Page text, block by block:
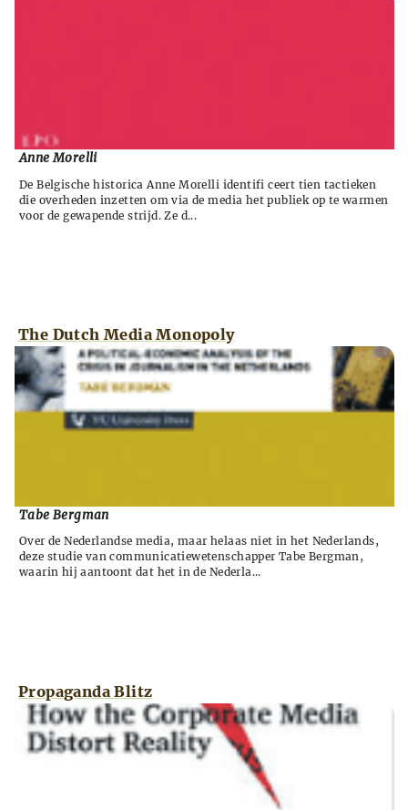
Anne Morelli
De Belgische historica Anne Morelli identifi ceert tien tactieken
die overheden inzetten om via de media het publiek op te warmen
voor de gewapende strijd. Ze d...
The Dutch Media Monopoly
Tabe Bergman
Over de Nederlandse media, maar helaas niet in het Nederlands,
deze studie van communicatiewetenschapper Tabe Bergman,
waarin hij aantoont dat het in de Nederla...
Propaganda Blitz